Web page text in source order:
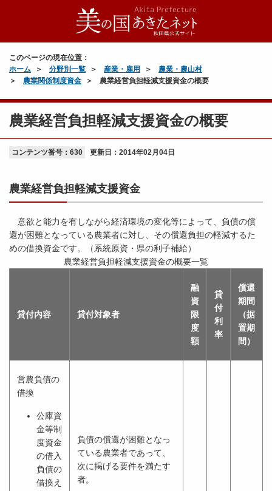
このページの現在位置：
ホーム
分野別一覧 産業・雇用
農業・農山村
農業関係制度資金
農業経営負担軽減支援資金の概要
農業経営負担軽減支援資金の概要
コンテンツ番号：630 更新日： 2014年02月04日
農業経営負担軽減支援資金
意欲と能力を有しながら経済環境の変化等によって、負債の償
還が困難となっている農業者に対し、その償還負担の軽減するた
めの借換資金です。（系統原資・県の利子補給）
貸付内容 貸付対象者
融
資
限
度
額
貸
付
利
率
償還
期間
（据
置期
間）
農業経営負担軽減支援資金の概要一覧
営農負債の
借換
公庫資
金等制
度資金
の借入
負債の
借換え
負債の償還が困難となっ
ている農業者であって、
次に掲げる要件を満たす
者。